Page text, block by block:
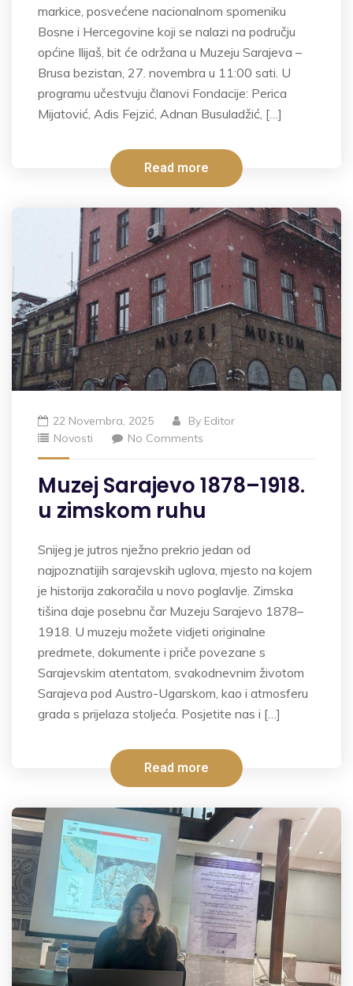
markice, posvećene nacionalnom spomeniku
Bosne i Hercegovine koji se nalazi na području
općine Ilijaš, bit će održana u Muzeju Sarajeva –
Brusa bezistan, 27. novembra u 11:00 sati. U
programu učestvuju članovi Fondacije: Perica
Mijatović, Adis Fejzić, Adnan Busuladžić, […]
Read more
22 Novembra, 2025 By Editor
Novosti
No Comments
Muzej Sarajevo 1878–1918.
u zimskom ruhu
Snijeg je jutros nježno prekrio jedan od
najpoznatijih sarajevskih uglova, mjesto na kojem
je historija zakoračila u novo poglavlje. Zimska
tišina daje posebnu čar Muzeju Sarajevo 1878–
1918. U muzeju možete vidjeti originalne
predmete, dokumente i priče povezane s
Sarajevskim atentatom, svakodnevnim životom
Sarajeva pod Austro-Ugarskom, kao i atmosferu
grada s prijelaza stoljeća. Posjetite nas i […]
Read more